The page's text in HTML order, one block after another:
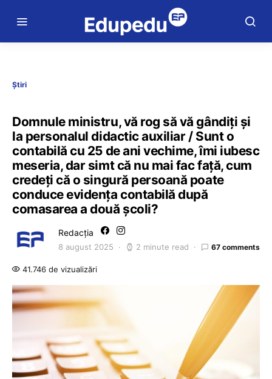
Știri
Domnule ministru, vă rog să vă gândiți și
la personalul didactic auxiliar / Sunt o
contabilă cu 25 de ani vechime, îmi iubesc
meseria, dar simt că nu mai fac față, cum
credeți că o singură persoană poate
conduce evidența contabilă după
comasarea a două școli?
Redacția
8 august 2025 2 minute read 67 comments
41.746 de vizualizări